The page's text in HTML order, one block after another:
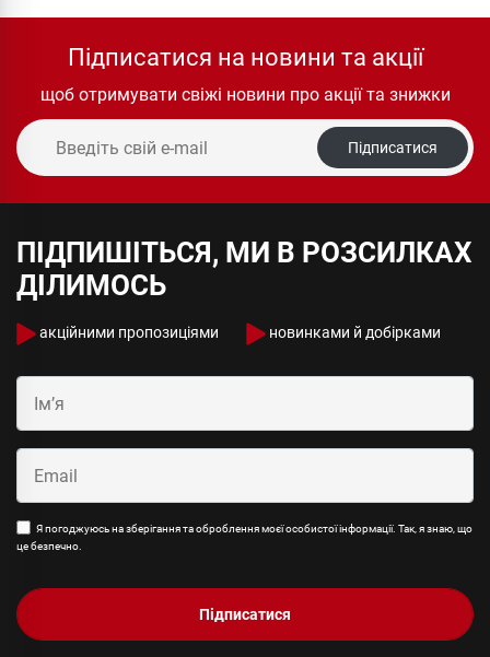
Підписатися на новини та акції
щоб отримувати свіжі новини про акції та знижки
Підписатися
ПІДПИШІТЬСЯ, МИ В РОЗСИЛКАХ
ДІЛИМОСЬ
акційними пропозиціями новинками й добірками
Я погоджуюсь на зберігання та оброблення моєї особистої інформації. Так, я знаю, що
це безпечно.
Підписатися